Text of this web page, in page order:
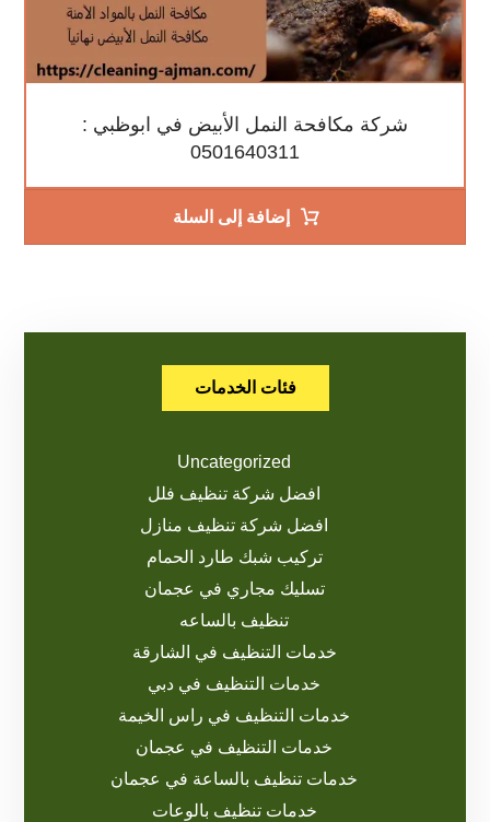
شركة مكافحة النمل الأبيض في ابوظبي :
0501640311
إضافة إلى السلة
فئات الخدمات
Uncategorized
افضل شركة تنظيف فلل
افضل شركة تنظيف منازل
تركيب شبك طارد الحمام
تسليك مجاري في عجمان
تنظيف بالساعه
خدمات التنظيف في الشارقة
خدمات التنظيف في دبي
خدمات التنظيف في راس الخيمة
خدمات التنظيف في عجمان
خدمات تنظيف بالساعة في عجمان
خدمات تنظيف بالوعات